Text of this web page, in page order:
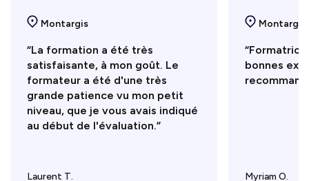
Montargis
“La formation a été très
satisfaisante, à mon goût. Le
formateur a été d'une très
grande patience vu mon petit
niveau, que je vous avais indiqué
au début de l'évaluation.”
Laurent T.
Montargis
bonnes
Myriam O.